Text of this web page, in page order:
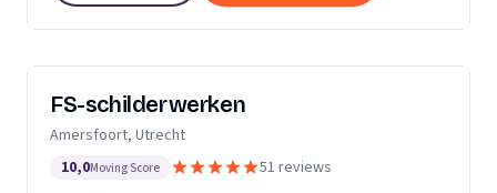
FS-schilderwerken
Amersfoort, Utrecht
10,0Moving Score 51 reviews